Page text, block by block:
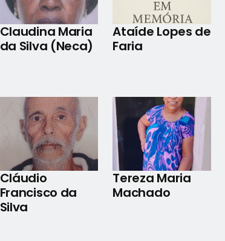
Claudina Maria
da Silva (Neca)
Ataíde Lopes de
Faria
Cláudio
Francisco da
Silva
Tereza Maria
Machado